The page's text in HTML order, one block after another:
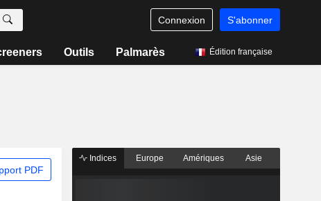
Connexion S'abonner
Outils Palmarès Édition française
PDF
Indices Europe Amériques Asie